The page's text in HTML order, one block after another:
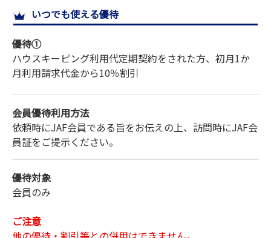
サイトマップ
いつでも使える優待
優待①
ハウスキーピング利用代定期契約をされた方、初月1か
月利用請求代金から10％割引
会員優待利用方法
依頼時にJAF会員である旨をお伝えの上、訪問時にJAF会
員証をご提示ください。
優待対象
会員のみ
ご注意